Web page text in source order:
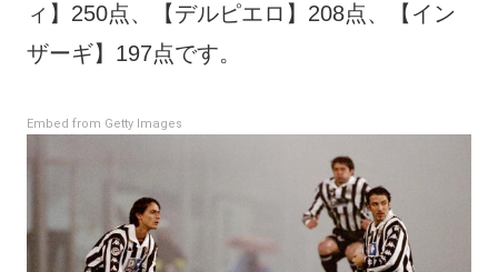
ィ】250点、【デルピエロ】208点、【イン
ザーギ】197点です。
Embed from Getty Images